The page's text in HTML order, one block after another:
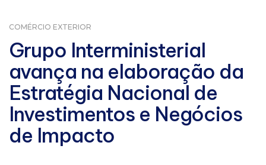
COMÉRCIO EXTERIOR
Grupo Interministerial
avança na elaboração da
Estratégia Nacional de
Investimentos e Negócios
de Impacto